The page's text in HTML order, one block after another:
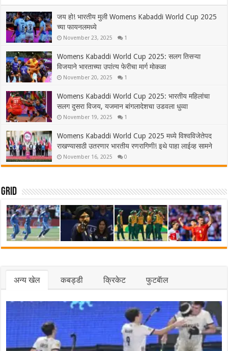
जय हो! भारतीय मुली Womens Kabaddi World Cup 2025
च्या फायनलमध्ये
November 23, 2025 1
Womens Kabaddi World Cup 2025: सलग तिसऱ्या
विजयाने भारताच्या उपांत्य फेरीचा मार्ग मोकळा
November 20, 2025 1
Womens Kabaddi World Cup 2025: भारतीय महिलांचा
सलग दुसरा विजय, यजमान बांगलादेशचा उडवला धुव्वा
November 19, 2025 1
Womens Kabaddi World Cup 2025 मध्ये विश्वविजेतेपद
राखण्यासाठी उतरणार भारतीय रणरागिणी! इथे पाहा लाईव्ह सामने
November 16, 2025 0
Grid
अन्य खेल कबड्डी क्रिकेट फुटबॅाल